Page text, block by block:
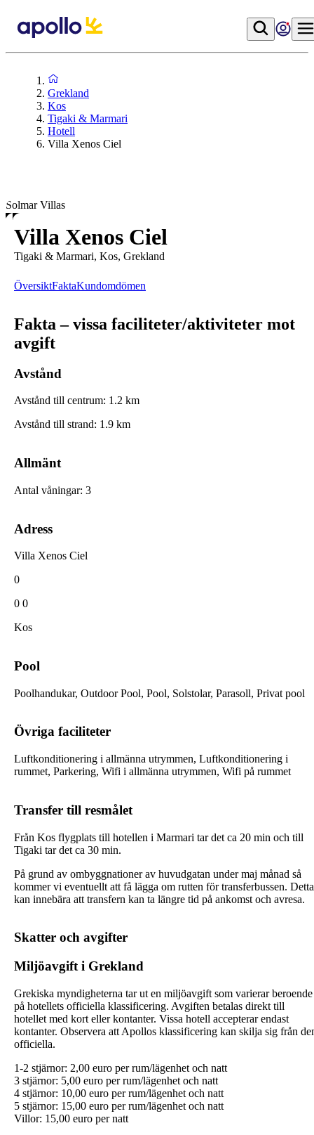
Grekland
Kos
Tigaki & Marmari
Hotell
Villa Xenos Ciel
Solmar Villas
Villa Xenos Ciel
Tigaki & Marmari, Kos, Grekland
ÖversiktFaktaKundomdömen
Fakta – vissa faciliteter/aktiviteter mot
avgift
Avstånd
Avstånd till centrum: 1.2 km
Avstånd till strand: 1.9 km
Allmänt
Antal våningar: 3
Adress
Villa Xenos Ciel
0
0 0
Kos
Pool
Poolhandukar, Outdoor Pool, Pool, Solstolar, Parasoll, Privat pool
Övriga faciliteter
Luftkonditionering i allmänna utrymmen, Luftkonditionering i
rummet, Parkering, Wifi i allmänna utrymmen, Wifi på rummet
Transfer till resmålet
Från Kos flygplats till hotellen i Marmari tar det ca 20 min och till
Tigaki tar det ca 30 min.
På grund av ombyggnationer av huvudgatan under maj månad så
kommer vi eventuellt att få lägga om rutten för transferbussen. Detta
kan innebära att transfern kan ta längre tid på ankomst och avresa.
Skatter och avgifter
Miljöavgift i Grekland
Grekiska myndigheterna tar ut en miljöavgift som varierar beroende
på hotellets officiella klassificering. Avgiften betalas direkt till
hotellet med kort eller kontanter. Vissa hotell accepterar endast
kontanter. Observera att Apollos klassificering kan skilja sig från
officiella.
1-2 stjärnor: 2,00 euro per rum/lägenhet och natt
3 stjärnor: 5,00 euro per rum/lägenhet och natt
4 stjärnor: 10,00 euro per rum/lägenhet och natt
5 stjärnor: 15,00 euro per rum/lägenhet och natt
Villor: 15,00 euro per natt